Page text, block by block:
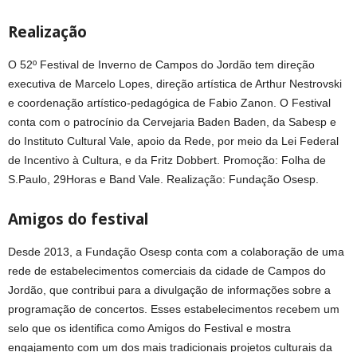
Realização
O 52º Festival de Inverno de Campos do Jordão tem direção
executiva de Marcelo Lopes, direção artística de Arthur Nestrovski
e coordenação artístico-pedagógica de Fabio Zanon. O Festival
conta com o patrocínio da Cervejaria Baden Baden, da Sabesp e
do Instituto Cultural Vale, apoio da Rede, por meio da Lei Federal
de Incentivo à Cultura, e da Fritz Dobbert. Promoção: Folha de
S.Paulo, 29Horas e Band Vale. Realização: Fundação Osesp.
Amigos do festival
Desde 2013, a Fundação Osesp conta com a colaboração de uma
rede de estabelecimentos comerciais da cidade de Campos do
Jordão, que contribui para a divulgação de informações sobre a
programação de concertos. Esses estabelecimentos recebem um
selo que os identifica como Amigos do Festival e mostra
engajamento com um dos mais tradicionais projetos culturais da